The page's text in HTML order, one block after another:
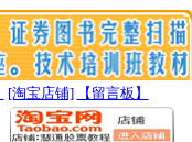
[淘宝店铺] 【留言板】